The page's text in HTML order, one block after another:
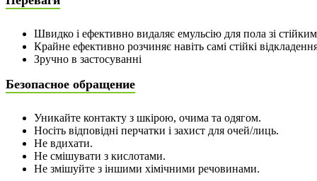
Швидко і ефективно видаляє емульсію для пола зі
Крайне ефективно розчиняє навіть самі стійкі
Зручно в застосуванні
Безопасное обращение
Уникайте контакту з шкірою, очима та одягом.
Носіть відповідні перчатки і захист для очей/лиць.
Не вдихати.
Не смішувати з кислотами.
Не змішуйте з іншими хімічними речовинами.